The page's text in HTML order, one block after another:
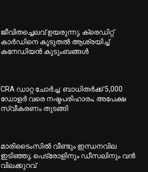
ജീവിതച്ചെലവ് ഉയരുന്നു; ക്രെഡിറ്റ്
കാർഡിനെ കൂടുതൽ ആശ്രയിച്ച്
കനേഡിയൻ കുടുംബങ്ങൾ
CRA ഡാറ്റ ചോർച്ച: ബാധിതർക്ക് 5,000
ഡോളർ വരെ നഷ്ടപരിഹാരം; അപേക്ഷ
സ്വീകരണം തുടങ്ങി
മാരിടൈംസിൽ വീണ്ടും ഇന്ധനവില
ഇടിഞ്ഞു; പെട്രോളിനും ഡീസലിനും വൻ
വിലക്കുറവ്